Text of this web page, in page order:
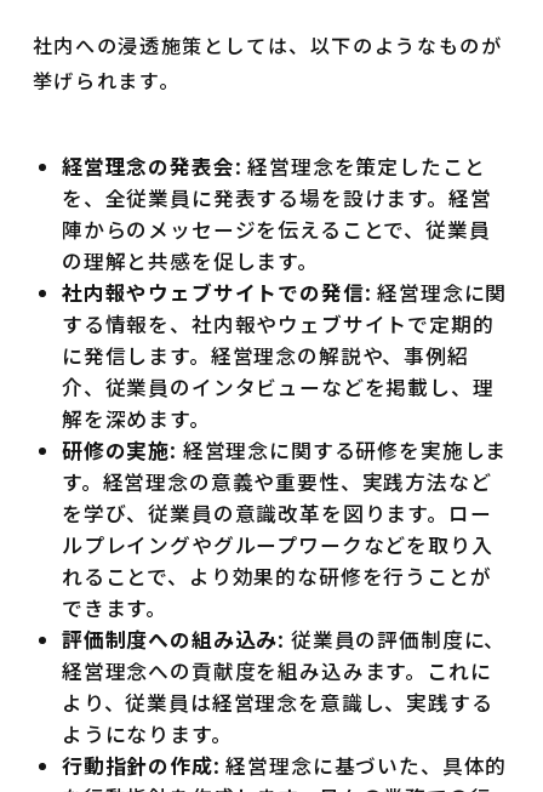
社内への浸透施策としては、以下のようなものが
挙げられます。
経営理念の発表会: 経営理念を策定したこと
を、全従業員に発表する場を設けます。経営
陣からのメッセージを伝えることで、従業員
の理解と共感を促します。
社内報やウェブサイトでの発信: 経営理念に関
する情報を、社内報やウェブサイトで定期的
に発信します。経営理念の解説や、事例紹
介、従業員のインタビューなどを掲載し、理
解を深めます。
研修の実施: 経営理念に関する研修を実施しま
す。経営理念の意義や重要性、実践方法など
を学び、従業員の意識改革を図ります。ロー
ルプレイングやグループワークなどを取り入
れることで、より効果的な研修を行うことが
できます。
評価制度への組み込み: 従業員の評価制度に、
経営理念への貢献度を組み込みます。これに
より、従業員は経営理念を意識し、実践する
ようになります。
行動指針の作成: 経営理念に基づいた、具体的